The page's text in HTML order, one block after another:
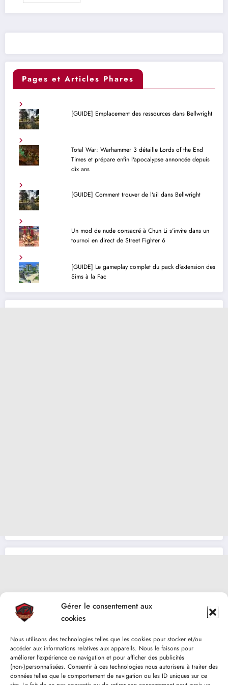
Gérer le consentement aux
cookies
Nous utilisons des technologies telles que les cookies pour stocker et/ou
accéder aux informations relatives aux appareils. Nous le faisons pour
améliorer l’expérience de navigation et pour afficher des publicités
(non-)personnalisées. Consentir à ces technologies nous autorisera à traiter des
données telles que le comportement de navigation ou les ID uniques sur ce
Pages et Articles Phares
[GUIDE] Emplacement des ressources dans Bellwright
Total War: Warhammer 3 détaille Lords of the End
Times et prépare enfin l'apocalypse annoncée depuis
dix ans
[GUIDE] Comment trouver de l'ail dans Bellwright
Un mod de nude consacré à Chun Li s'invite dans un
tournoi en direct de Street Fighter 6
[GUIDE] Le gameplay complet du pack d'extension des
Sims à la Fac